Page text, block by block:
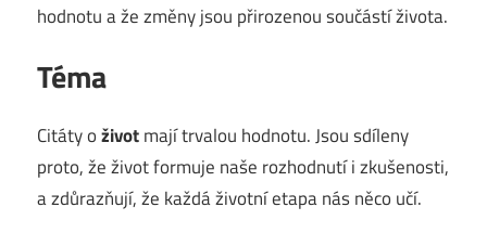
hodnotu a že změny jsou přirozenou součástí života.
Téma
Citáty oživotmají trvalou hodnotu. Jsou sdíleny
proto, že život formuje naše rozhodnutí i zkušenosti,
a zdůrazňují, že každá životní etapa nás něco učí.